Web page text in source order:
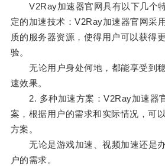
V2Ray加速器官网具有以下几个
定的加速技术：V2Ray加速器官网采
质的服务器资源，使得用户可以获得
验。
无论用户身处何地，都能享受到稳
速效果。
2. 多种加速方案：V2Ray加速器
案，根据用户的需求和实际情况，可
方案。
无论是游戏加速、视频加速还是办
户的需求。